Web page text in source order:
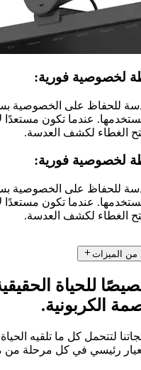
لخصوصية فورية:
للحفاظ على الخصوصية
عندما تكون مستعدًا
الغطاء لكشف العدسة.
لخصوصية فورية:
للحفاظ على الخصوصية
عندما تكون مستعدًا
الغطاء لكشف العدسة.
من الميزات
للحياة
الكربونية.
لتتحمل كل ما تلقيه
رئيسي في كل مرحلة من